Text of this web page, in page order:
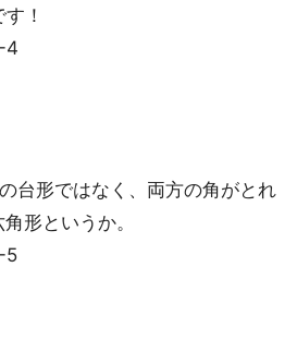
！
台形ではなく、両方の角がとれ
形というか。